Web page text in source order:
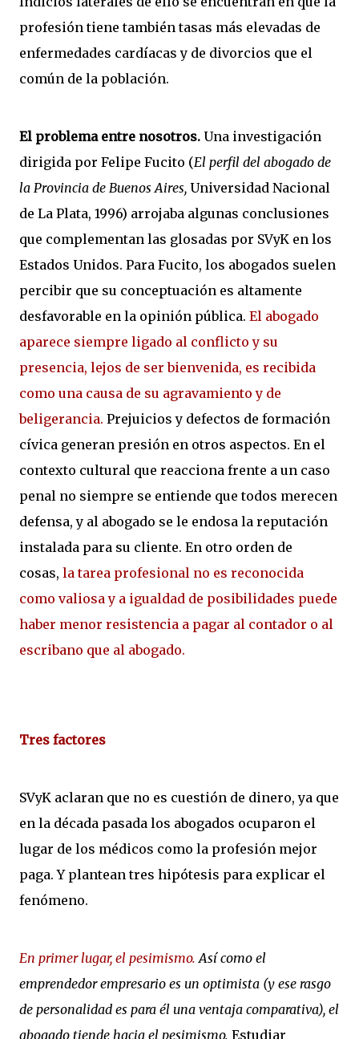
profesión tiene también tasas más elevadas de
enfermedades cardíacas y de divorcios que el
común de la población.
El problema entre nosotros. Una investigación
dirigida por Felipe Fucito (El perfil del abogado de
la Provincia de Buenos Aires, Universidad Nacional
de La Plata, 1996) arrojaba algunas conclusiones
que complementan las glosadas por SVyK en los
Estados Unidos. Para Fucito, los abogados suelen
percibir que su conceptuación es altamente
desfavorable en la opinión pública. El abogado
aparece siempre ligado al conflicto y su
presencia, lejos de ser bienvenida, es recibida
como una causa de su agravamiento y de
beligerancia. Prejuicios y defectos de formación
cívica generan presión en otros aspectos. En el
contexto cultural que reacciona frente a un caso
penal no siempre se entiende que todos merecen
defensa, y al abogado se le endosa la reputación
instalada para su cliente. En otro orden de
cosas, la tarea profesional no es reconocida
como valiosa y a igualdad de posibilidades puede
haber menor resistencia a pagar al contador o al
escribano que al abogado.
Tres factores
SVyK aclaran que no es cuestión de dinero, ya que
en la década pasada los abogados ocuparon el
lugar de los médicos como la profesión mejor
paga. Y plantean tres hipótesis para explicar el
fenómeno.
En primer lugar, el pesimismo.Así como el
emprendedor empresario es un optimista (y ese rasgo
de personalidad es para él una ventaja comparativa), el
abogado tiende hacia el pesimismo. Estudiar